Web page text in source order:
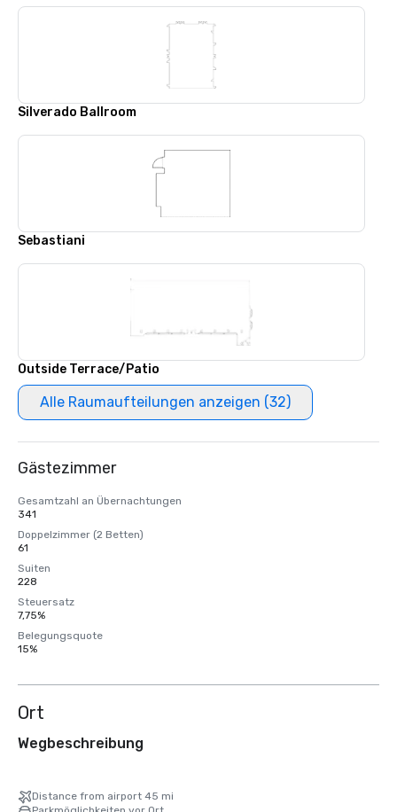
Silverado Ballroom
Sebastiani
Outside Terrace/Patio
Alle Raumaufteilungen anzeigen (32)
Gästezimmer
Gesamtzahl an Übernachtungen
341
Doppelzimmer (2 Betten)
61
Suiten
228
Steuersatz
7,75%
Belegungsquote
15%
Ort
Wegbeschreibung
Distance from airport 45 mi